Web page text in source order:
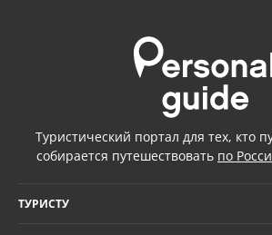
Туристический портал для тех, кто
собирается путешествовать по
ТУРИСТУ